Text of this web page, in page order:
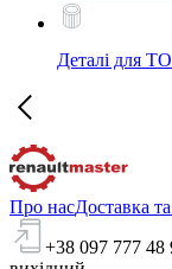
Деталі для ТО
Про насДоставка
+38 097 777 48